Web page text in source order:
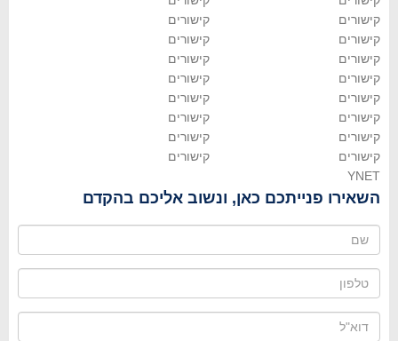
YNET
קישורים קישורים
קישורים קישורים
קישורים קישורים
קישורים קישורים
קישורים קישורים
קישורים קישורים
קישורים קישורים
קישורים קישורים
השאירו פנייתכם כאן, ונשוב אליכם בהקדם
טלפון
דוא"ל